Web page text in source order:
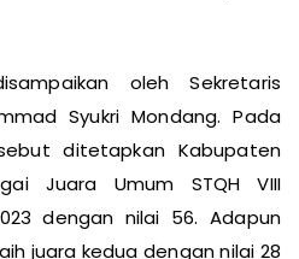
oleh Sekretaris
Syukri Mondang. Pada
ditetapkan Kabupaten
Juara Umum STQH VIII
dengan nilai 56. Adapun
juara kedua dengan nilai 28